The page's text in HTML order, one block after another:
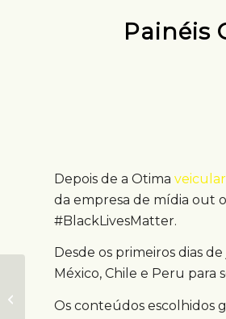
Painéis
Depois de a Otima
da empresa de mídia out
#BlackLivesMatter.
Desde os primeiros dias
México, Chile e Peru para
Os conteúdos escolhidos
Drive-in promove
evento para fãs de e-
Sports